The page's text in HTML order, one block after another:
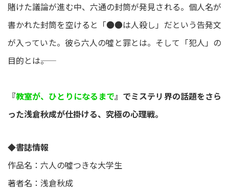
賭けた議論が進む中、六通の封筒が発見される。個人名が
書かれた封筒を空けると「●●は人殺し」だという告発文
が入っていた。彼ら六人の噓と罪とは。そして「犯人」の
目的とは――。
『教室が、ひとりになるまで』でミステリ界の話題をさら
った浅倉秋成が仕掛ける、究極の心理戦。
◆書誌情報
作品名：六人の噓つきな大学生
著者名：浅倉秋成